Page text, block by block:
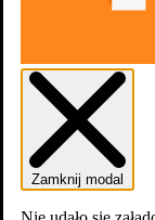
lubi
Zamknij modal